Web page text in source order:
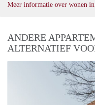
Meer informatie over wonen
ANDERE
ALTERNATIEF